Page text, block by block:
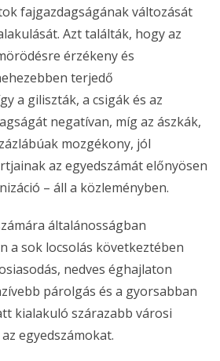
fajgazdagságának változását
Azt találták, hogy az
érzékeny és
terjedő
a giliszták, a csigák és az
negatívan, míg az ászkák,
mozgékony, jól
az egyedszámát előnyösen
– áll a közleményben.
általánosságban
a sok locsolás következtében
nedves éghajlaton
párolgás és a gyorsabban
kialakuló szárazabb városi
egyedszámokat.